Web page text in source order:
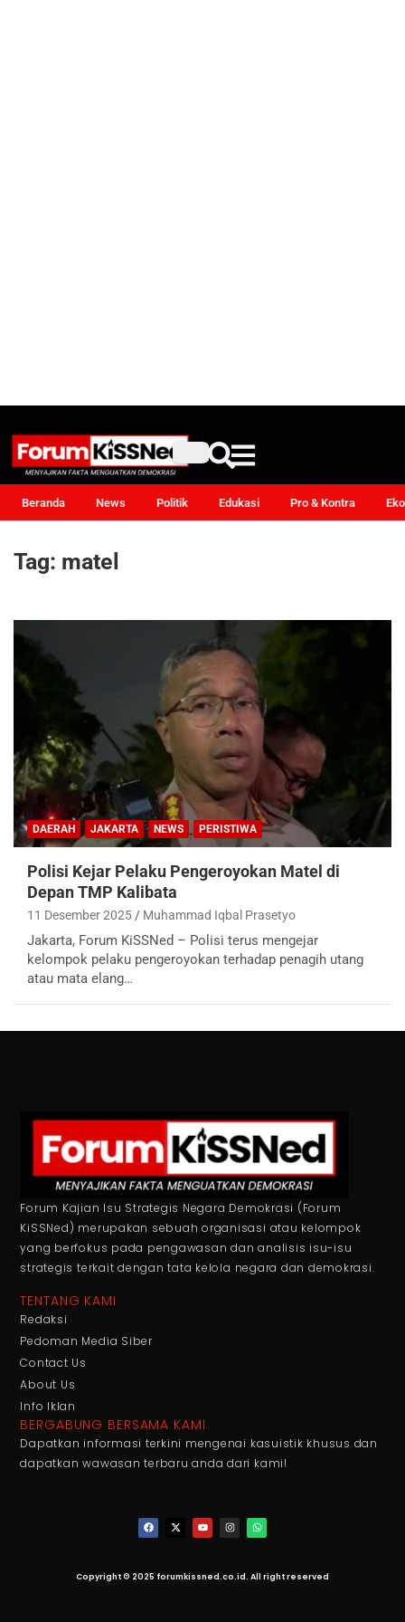
Beranda News Politik Edukasi Pro & Kontra
Tag: matel
DAERAH JAKARTA NEWS PERISTIWA
Polisi Kejar Pelaku Pengeroyokan Matel di
Depan TMP Kalibata
11 Desember 2025 Muhammad Iqbal Prasetyo
Jakarta, Forum KiSSNed – Polisi terus mengejar
kelompok pelaku pengeroyokan terhadap penagih utang
atau mata elang…
Forum Kajian Isu Strategis Negara Demokrasi (Forum
KiSSNed) merupakan sebuah organisasi atau kelompok
yang berfokus pada pengawasan dan analisis isu-isu
strategis terkait dengan tata kelola negara dan demokrasi.
TENTANG KAMI
Redaksi
Pedoman Media Siber
Contact Us
About Us
Info Iklan
BERGABUNG BERSAMA KAMI
Dapatkan informasi terkini mengenai kasuistik khusus dan
dapatkan wawasan terbaru anda dari kami!
Copyright © 2025 forumkissned.co.id. All right reserved